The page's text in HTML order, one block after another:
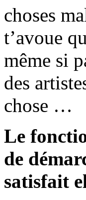
choses
t’avoue
même si
des
chose …
Le
de
satisfait